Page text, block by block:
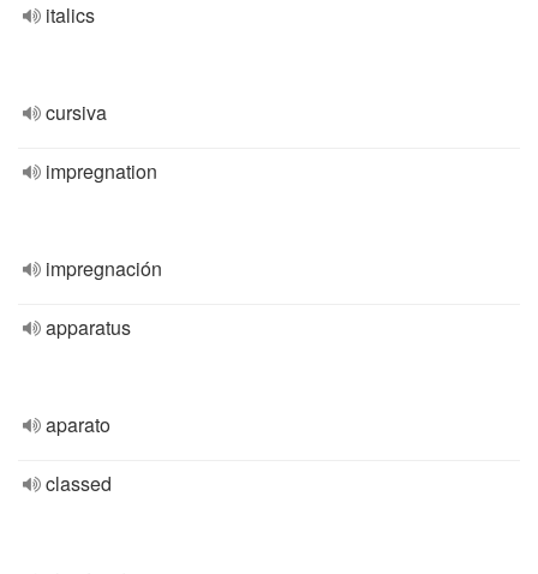
italics
cursiva
impregnation
impregnación
apparatus
aparato
classed